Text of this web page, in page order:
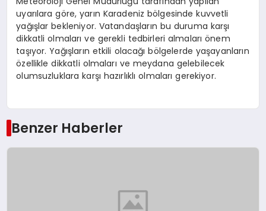
uyarılara göre, yarın Karadeniz bölgesinde kuvvetli
yağışlar bekleniyor. Vatandaşların bu duruma karşı
dikkatli olmaları ve gerekli tedbirleri almaları önem
taşıyor. Yağışların etkili olacağı bölgelerde yaşayanların
özellikle dikkatli olmaları ve meydana gelebilecek
olumsuzluklara karşı hazırlıklı olmaları gerekiyor.
Benzer Haberler